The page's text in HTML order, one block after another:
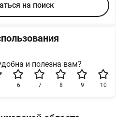
на поиск
и полезна вам?
10
9
8
7
6